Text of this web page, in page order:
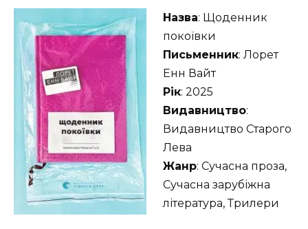
Назва: Щоденник
покоївки
Письменник: Лорет
Енн Вайт
Рік: 2025
Видавництво:
Видавництво Старого
Лева
Жанр: Сучасна проза,
Сучасна зарубіжна
література, Трилери